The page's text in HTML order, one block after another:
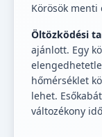
Körösök menti
Öltözködési
ajánlott. Egy
hőmérséklet
lehet.
változékony